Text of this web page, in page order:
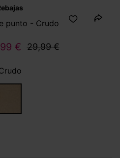
Rebajas
punto - Crudo
€ 29,99 €